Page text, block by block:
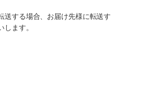
送する場合、お届け先様に転送す
ます。